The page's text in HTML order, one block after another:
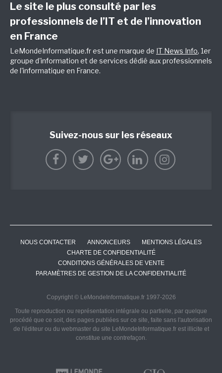
Le site le plus consulté par les
professionnels de l’IT et de l’innovation
en France
LeMondeInformatique.fr est une marque de IT News Info, 1er
groupe d'information et de services dédié aux professionnels
de l'informatique en France.
Suivez-nous sur les réseaux
NOUS CONTACTER ANNONCEURS
MENTIONS LÉGALES
CHARTE DE CONFIDENTIALITÉ
CONDITIONS GÉNÉRALES DE VENTE
PARAMÈTRES DE GESTION DE LA CONFIDENTIALITÉ
Copyright © LeMondeInformatique.fr 1997-2026
Toute reproduction ou représentation intégrale ou partielle, par quelque
procédé que ce soit, des pages publiées sur ce site, faite sans l'autorisation
de l'éditeur ou du webmaster du site LeMondeInformatique.fr est illicite et
constitue une contrefaçon.